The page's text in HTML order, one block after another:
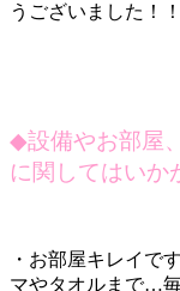
うございました！！
◆設備やお部屋
に関してはいか
・お部屋キレイで
マやタオルまで…